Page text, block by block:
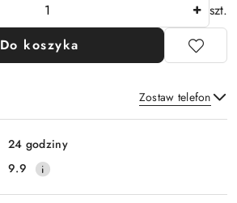
szt.
Do koszyka
Zostaw telefon
Wyślij
24 godziny
9.9